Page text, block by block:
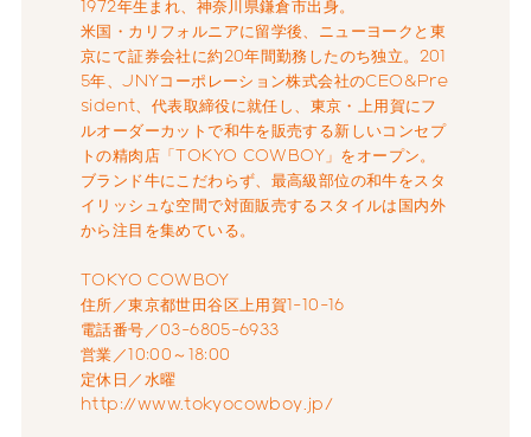
1972年生まれ、神奈川県鎌倉市出身。
米国・カリフォルニアに留学後、ニューヨークと東
京にて証券会社に約20年間勤務したのち独立。201
5年、JNYコーポレーション株式会社のCEO&Pre
sident、代表取締役に就任し、東京・上用賀にフ
ルオーダーカットで和牛を販売する新しいコンセプ
トの精肉店「TOKYO COWBOY」をオープン。
ブランド牛にこだわらず、最高級部位の和牛をスタ
イリッシュな空間で対面販売するスタイルは国内外
から注目を集めている。
TOKYO COWBOY
住所／東京都世田谷区上用賀1-10-16
電話番号／03-6805-6933
営業／10:00～18:00
定休日／水曜
http://www.tokyocowboy.jp/